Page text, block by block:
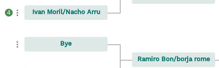
4 Ivan Moril/Nacho Arru
Bye
Ramiro Bon/borja rome